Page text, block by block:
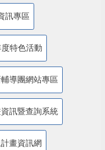
訊專區
特色活動
導團網站專區
訊暨查詢系統
畫資訊網